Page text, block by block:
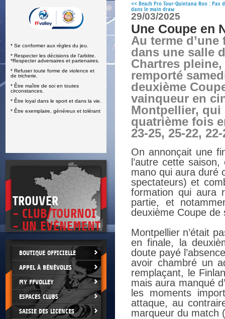
* Se conformer aux règles du jeu.
* Respecter les décisions de l’arbitre.
*Respecter adversaires et partenaires.
* Refuser toute forme de violence et
de tricherie.
* Être maître de soi en toutes
circonstances.
* Être loyal dans le sport et dans la vie.
* Être exemplaire, généreux et tolérant
TROUVER
- CLUB/TOURNOI
- UN EVÈNEMENT
BOUTIQUE OFFICIELLE
APPEL À BÉNÉVOLES
MY FFVOLLEY
ESPACES CLUBS
SAISIE DES LICENCES
<< Beach Pro Tour-Quintana Roo : Pas
dans le main draw
29/03/2025
Une Coupe en
Au terme d’une
dans une salle
Chartres
remporté
deuxième
vainqueur en
Montpellier, qui
quatrième fois
23-25, 25-22,
On annonçait une
l’autre cette
mano qui aura duré
spectateurs) et
formation qui aura
partie, et
deuxième Coupe
Montpellier n’était
en finale, la
doute payé
avoir chambré un
remplaçant, le
mais aura manqué
les moments
attaque, au
marqueur du match